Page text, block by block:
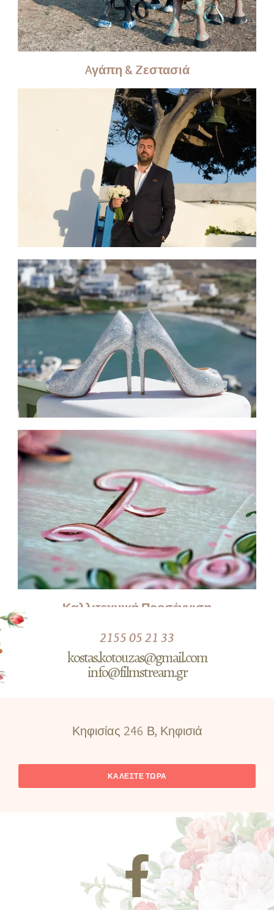
Aγάπη & Zεστασιά
Καλλιτεχνική Προσέγγιση
2155 05 21 33
kostas.kotouzas@gmail.com
info@filmstream.gr
Κηφισίας 246 Β, Κηφισιά
ΚΑΛΕΣΤΕ ΤΩΡΑ